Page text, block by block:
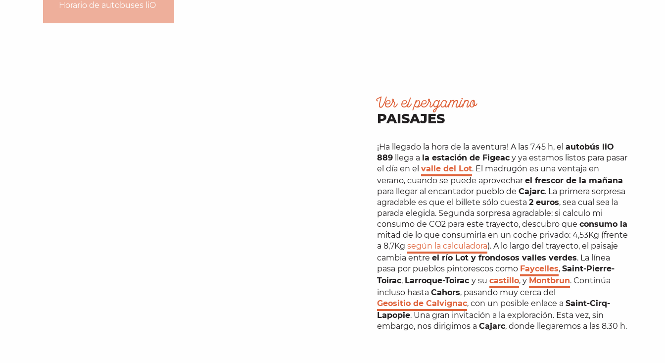
Horario de autobuses liO
Ver el pergamino
PAISAJES
¡Ha llegado la hora de la aventura! A las 7.45 h, el autobús liO
889 llega a la estación de Figeac y ya estamos listos para pasar
el día en el valle del Lot. El madrugón es una ventaja en
verano, cuando se puede aprovechar el frescor de la mañana
para llegar al encantador pueblo de Cajarc. La primera sorpresa
agradable es que el billete sólo cuesta 2 euros, sea cual sea la
parada elegida. Segunda sorpresa agradable: si calculo mi
consumo de CO2 para este trayecto, descubro que consumo la
mitad de lo que consumiría en un coche privado: 4,53Kg (frente
a 8,7Kg según la calculadora). A lo largo del trayecto, el paisaje
cambia entre el río Lot y frondosos valles verdes. La línea
pasa por pueblos pintorescos como Faycelles, Saint-Pierre-
Toirac, Larroque-Toirac y su castillo, y Montbrun. Continúa
incluso hasta Cahors, pasando muy cerca del
Geositio de Calvignac, con un posible enlace a Saint-Cirq-
Lapopie. Una gran invitación a la exploración. Esta vez, sin
embargo, nos dirigimos a Cajarc, donde llegaremos a las 8.30 h.